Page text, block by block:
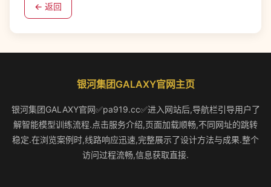
← 返回
银河集团GALAXY官网主页
银河集团GALAXY官网✅pa919.cc✅进入网站后,导航栏引导用户了
解智能模型训练流程.点击服务介绍,页面加载顺畅,不同网址的跳转
稳定.在浏览案例时,线路响应迅速,完整展示了设计方法与成果.整个
访问过程流畅,信息获取直接.